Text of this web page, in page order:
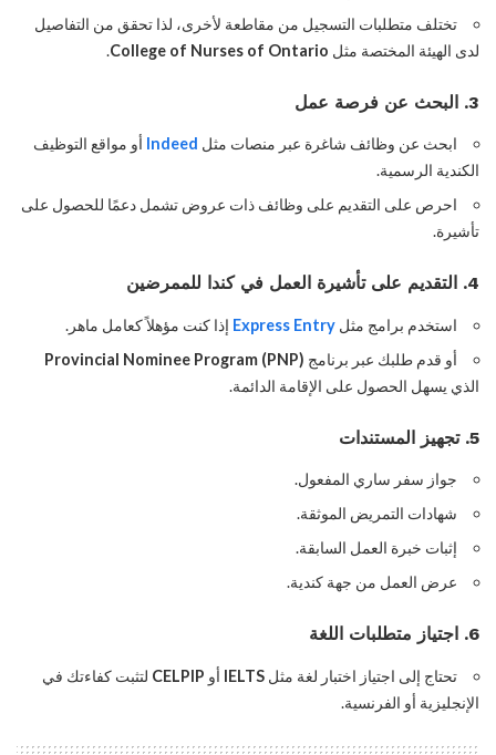
تختلف متطلبات التسجيل من مقاطعة لأخرى، لذا تحقق من التفاصيل
لدى الهيئة المختصة مثل College of Nurses of Ontario
.
3. البحث عن فرصة عمل
ابحث عن وظائف شاغرة عبر منصات مثل Indeed أو مواقع التوظيف
الكندية الرسمية.
احرص على التقديم على وظائف ذات عروض تشمل دعمًا للحصول على
تأشيرة.
4. التقديم على تأشيرة العمل في كندا للممرضين
استخدم برامج مثلExpress Entry إذا كنت مؤهلاً كعامل ماهر.
أو قدم طلبك عبر برنامج Provincial Nominee Program (PNP)
الذي يسهل الحصول على الإقامة الدائمة.
5. تجهيز المستندات
جواز سفر ساري المفعول.
شهادات التمريض الموثقة.
إثبات خبرة العمل السابقة.
عرض العمل من جهة كندية.
6. اجتياز متطلبات اللغة
تحتاج إلى اجتياز اختبار لغة مثلIELTS أو CELPIP لتثبت كفاءتك في
الإنجليزية أو الفرنسية.